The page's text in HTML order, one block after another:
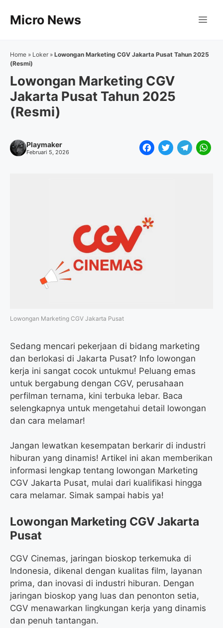
Micro News
Home » Loker » Lowongan Marketing CGV Jakarta Pusat Tahun 2025
(Resmi)
Lowongan Marketing CGV
Jakarta Pusat Tahun 2025
(Resmi)
Playmaker
Februari 5, 2026
F
o
T
T
W
Lowongan Marketing CGV Jakarta Pusat
Sedang mencari pekerjaan di bidang marketing
dan berlokasi di Jakarta Pusat? Info lowongan
kerja ini sangat cocok untukmu! Peluang emas
untuk bergabung dengan CGV, perusahaan
perfilman ternama, kini terbuka lebar. Baca
selengkapnya untuk mengetahui detail lowongan
dan cara melamar!
Jangan lewatkan kesempatan berkarir di industri
hiburan yang dinamis! Artikel ini akan memberikan
informasi lengkap tentang lowongan Marketing
CGV Jakarta Pusat, mulai dari kualifikasi hingga
cara melamar. Simak sampai habis ya!
Lowongan Marketing CGV Jakarta
Pusat
CGV Cinemas, jaringan bioskop terkemuka di
Indonesia, dikenal dengan kualitas film, layanan
prima, dan inovasi di industri hiburan. Dengan
jaringan bioskop yang luas dan penonton setia,
CGV menawarkan lingkungan kerja yang dinamis
dan penuh tantangan.